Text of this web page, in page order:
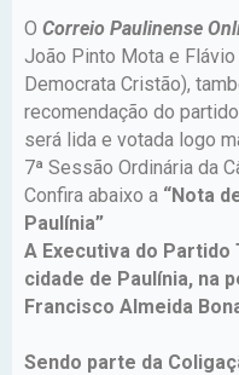
O Correio Paulinense
João Pinto Mota e
Democrata Cristão),
recomendação do
será lida e votada logo
7ª Sessão Ordinária da
Confira abaixo a “Nota
Paulínia”
A Executiva do
cidade de Paulínia, na
Francisco Almeida
Sendo parte da